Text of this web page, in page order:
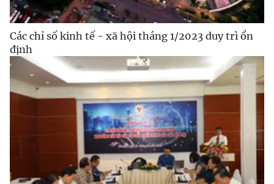
Các chỉ số kinh tế - xã hội tháng 1/2023 duy trì ổn
định